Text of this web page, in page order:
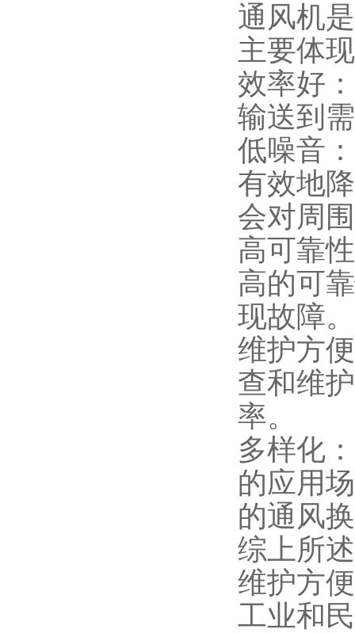
通风机
主要体
效率好
输送到
低噪音
有效地
会对周
高可靠
高的可
现故障。
维护方
查和维
率。
多样化
的应用
的通风
综上所
维护方
工业和